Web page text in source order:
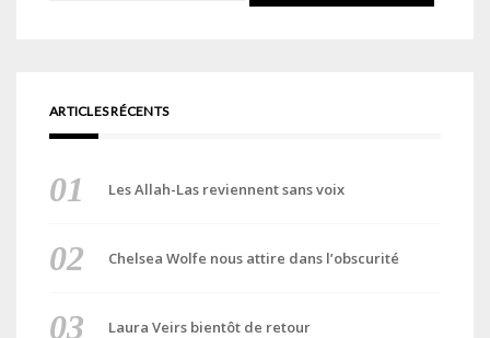
ARTICLES RÉCENTS
Les Allah-Las reviennent sans voix
Chelsea Wolfe nous attire dans l’obscurité
Laura Veirs bientôt de retour